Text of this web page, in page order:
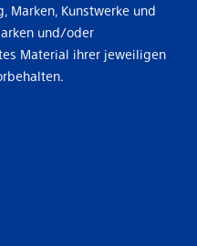
Marken, Kunstwerke und
und/oder
Material ihrer jeweiligen